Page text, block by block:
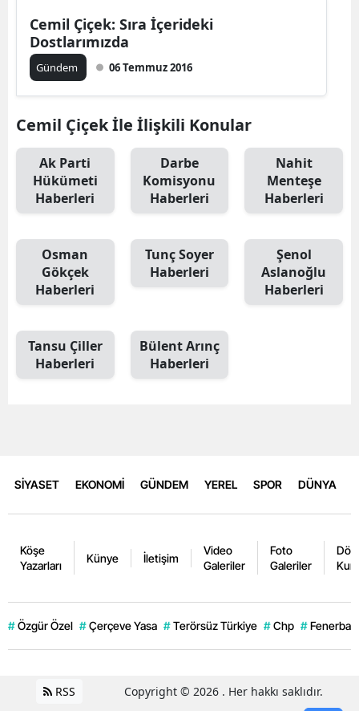
Cemil Çiçek: Sıra İçerideki
Dostlarımızda
Gündem 06 Temmuz 2016
Cemil Çiçek İle İlişkili Konular
Ak Parti
Hükümeti
Haberleri
Darbe
Komisyonu
Haberleri
Nahit
Menteşe
Haberleri
Osman
Gökçek
Haberleri
Tunç Soyer
Haberleri
Şenol
Aslanoğlu
Haberleri
Tansu Çiller
Haberleri
Bülent Arınç
Haberleri
SİYASET EKONOMİ GÜNDEM YEREL SPOR DÜNYA
Köşe
Yazarları
Künye İletişim
Video
Galeriler
Foto
Galeriler
# Özgür Özel # Çerçeve Yasa # Terörsüz Türkiye # Chp #
RSS Copyright © 2026 . Her hakkı saklıdır.